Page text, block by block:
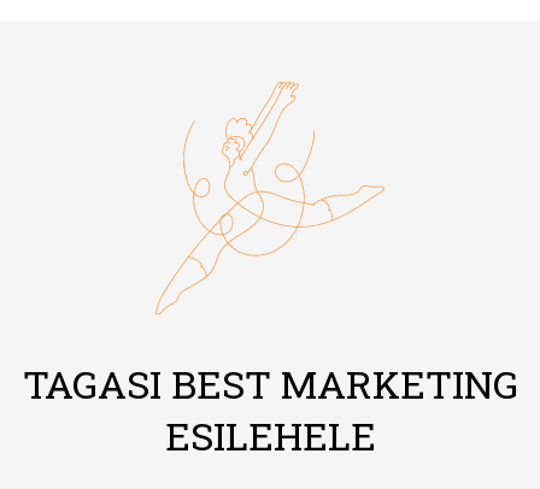
TAGASI BEST MARKETING
ESILEHELE